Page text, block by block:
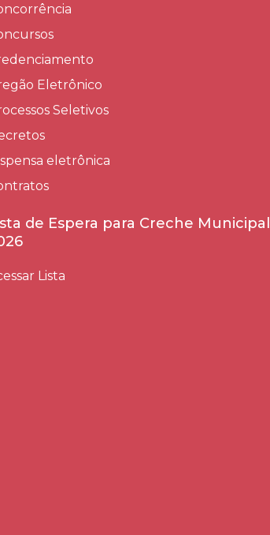
Eletrônico
Seletivos
eletrônica
de Espera para Creche Municipal
Lista